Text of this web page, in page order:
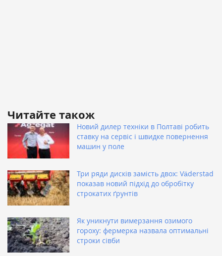
Читайте також
Новий дилер техніки в Полтаві робить
ставку на сервіс і швидке повернення
машин у поле
Три ряди дисків замість двох: Väderstad
показав новий підхід до обробітку
строкатих ґрунтів
Як уникнути вимерзання озимого
гороху: фермерка назвала оптимальні
строки сівби